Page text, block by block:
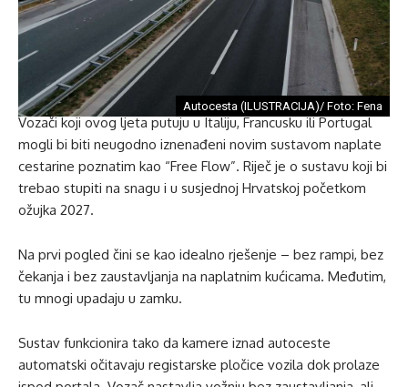
Autocesta (ILUSTRACIJA)/ Foto: Fena
Vozači koji ovog ljeta putuju u Italiju, Francusku ili Portugal
mogli bi biti neugodno iznenađeni novim sustavom naplate
cestarine poznatim kao “Free Flow”. Riječ je o sustavu koji bi
trebao stupiti na snagu i u susjednoj Hrvatskoj početkom
ožujka 2027.
Na prvi pogled čini se kao idealno rješenje – bez rampi, bez
čekanja i bez zaustavljanja na naplatnim kućicama. Međutim,
tu mnogi upadaju u zamku.
Sustav funkcionira tako da kamere iznad autoceste
automatski očitavaju registarske pločice vozila dok prolaze